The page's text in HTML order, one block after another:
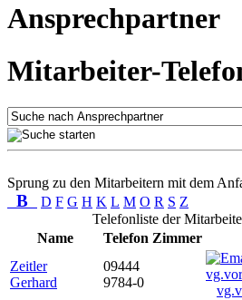
Ansprechpartner
Mitarbeiter-
Sprung zu den Mitarbeitern mit dem
B D F G H K L M O R S Z
Telefonliste der
Name
Telefon Zimmer
Zeitler
Gerhard
09444
9784-0